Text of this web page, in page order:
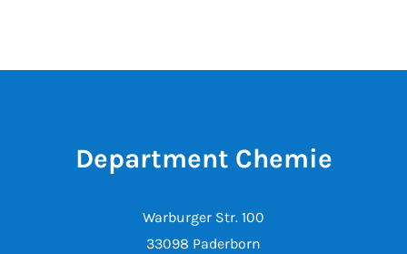
Department Chemie
Warburger Str. 100
33098 Paderborn